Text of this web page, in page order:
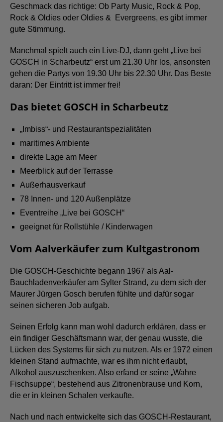
Geschmack das richtige: Ob Party Music, Rock & Pop,
Rock & Oldies oder Oldies & Evergreens, es gibt immer
gute Stimmung.
Manchmal spielt auch ein Live-DJ, dann geht „Live bei
GOSCH in Scharbeutz“ erst um 21.30 Uhr los, ansonsten
gehen die Partys von 19.30 Uhr bis 22.30 Uhr. Das Beste
daran: Der Eintritt ist immer frei!
Das bietet GOSCH in Scharbeutz
„Imbiss“- und Restaurantspezialitäten
maritimes Ambiente
direkte Lage am Meer
Meerblick auf der Terrasse
Außerhausverkauf
78 Innen- und 120 Außenplätze
Eventreihe „Live bei GOSCH“
geeignet für Rollstühle / Kinderwagen
Vom Aalverkäufer zum Kultgastronom
Die GOSCH-Geschichte begann 1967 als Aal-
Bauchladenverkäufer am Sylter Strand, zu dem sich der
Maurer Jürgen Gosch berufen fühlte und dafür sogar
seinen sicheren Job aufgab.
Seinen Erfolg kann man wohl dadurch erklären, dass er
ein findiger Geschäftsmann war, der genau wusste, die
Lücken des Systems für sich zu nutzen. Als er 1972 einen
kleinen Stand aufmachte, war es ihm nicht erlaubt,
Alkohol auszuschenken. Also erfand er seine „Wahre
Fischsuppe“, bestehend aus Zitronenbrause und Korn,
die er in kleinen Schalen verkaufte.
Nach und nach entwickelte sich das GOSCH-Restaurant,